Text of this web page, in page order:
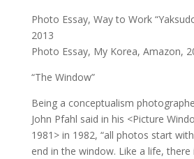
Photo Essay, Way to Work
2013
Photo Essay, My Korea, Amazon,
“The Window”
Being a conceptualism
John Pfahl said in his <Picture
1981> in 1982, “all photos start
end in the window. Like a life,